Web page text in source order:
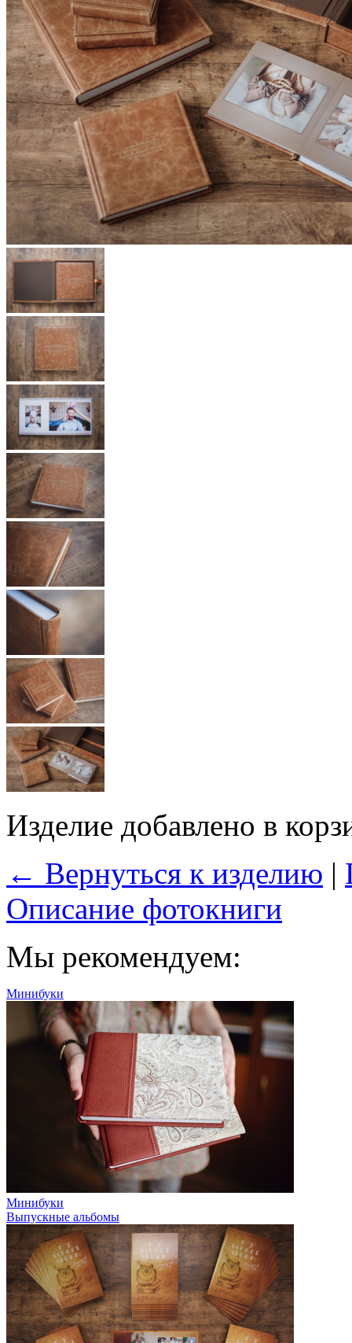
Изделие добавлено в
← Вернуться к изделию |
Описание фотокниги
Мы рекомендуем:
Минибуки
Минибуки
Выпускные альбомы